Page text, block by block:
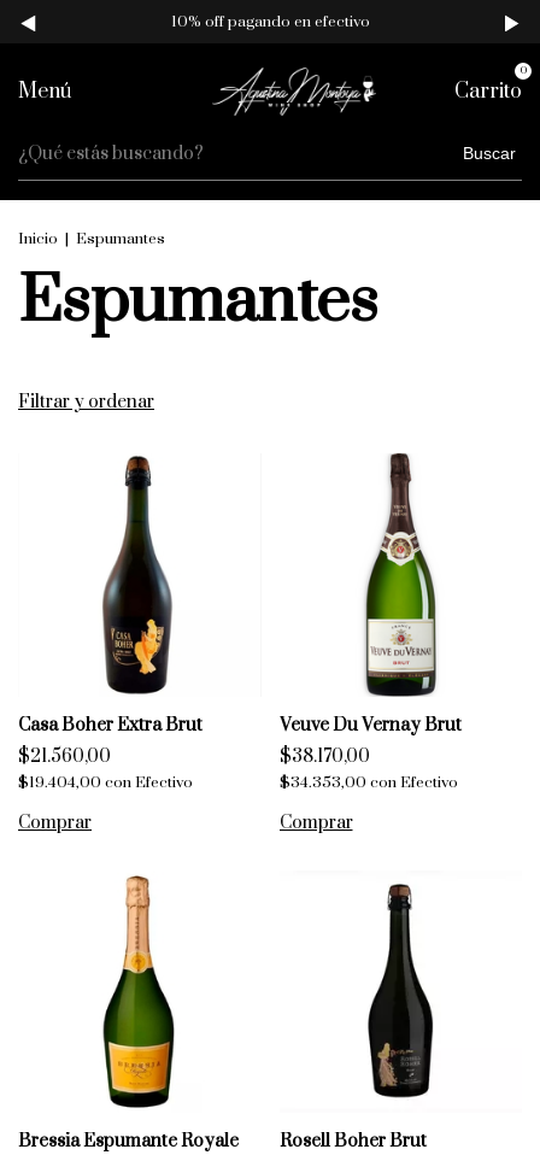
10% off pagando en efectivo
Menú Carrito
0
Buscar
Inicio | Espumantes
Espumantes
Filtrar y ordenar
Casa Boher Extra Brut
$21.560,00
$19.404,00 conEfectivo
Veuve Du Vernay Brut
$38.170,00
$34.353,00 con Efectivo
Bressia Espumante Royale
Rosell Boher Brut